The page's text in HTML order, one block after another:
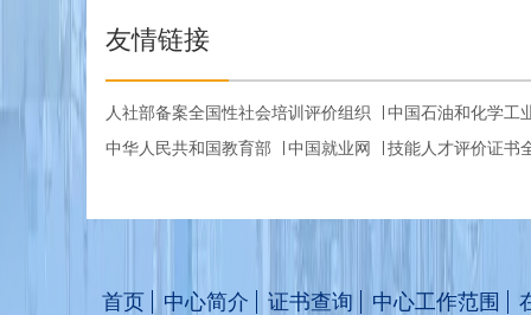
友情链接
人社部备案全国性社会培训评价组织
中国石油和化学工
中华人民共和国教育部
中国就业网 技能人才评价证书
首页 中心简介 证书查询 中心工作范围